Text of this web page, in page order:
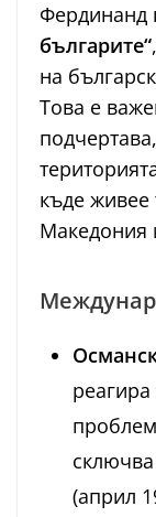
Фердинанд
българите“
на
Това е
къде живее
Македония
(април